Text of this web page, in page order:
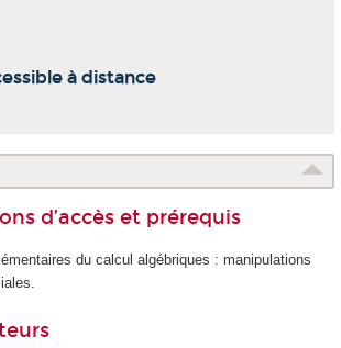
à distance
d’accès et prérequis
du calcul algébriques : manipulations